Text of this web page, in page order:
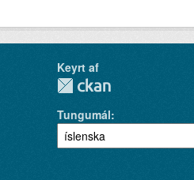
Keyrt af
Tungumál